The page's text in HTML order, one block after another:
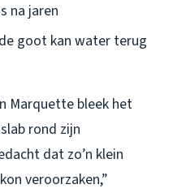
na jaren
goot kan water terug
Marquette bleek het
rond zijn
dat zo’n klein
veroorzaken,”